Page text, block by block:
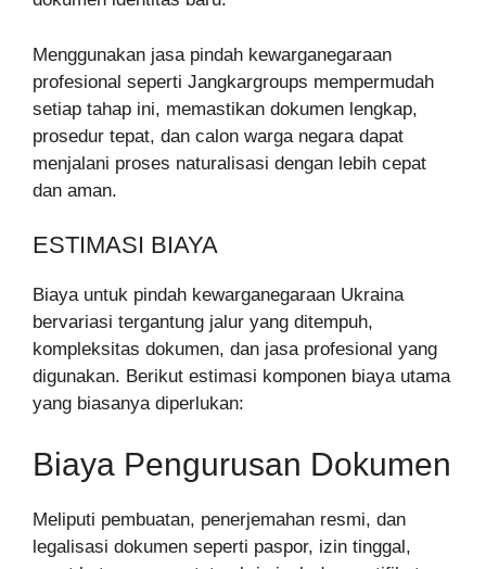
Menggunakan jasa pindah kewarganegaraan
profesional seperti Jangkargroups mempermudah
setiap tahap ini, memastikan dokumen lengkap,
prosedur tepat, dan calon warga negara dapat
menjalani proses naturalisasi dengan lebih cepat
dan aman.
ESTIMASI BIAYA
Biaya untuk pindah kewarganegaraan Ukraina
bervariasi tergantung jalur yang ditempuh,
kompleksitas dokumen, dan jasa profesional yang
digunakan. Berikut estimasi komponen biaya utama
yang biasanya diperlukan:
Biaya Pengurusan Dokumen
Meliputi pembuatan, penerjemahan resmi, dan
legalisasi dokumen seperti paspor, izin tinggal,